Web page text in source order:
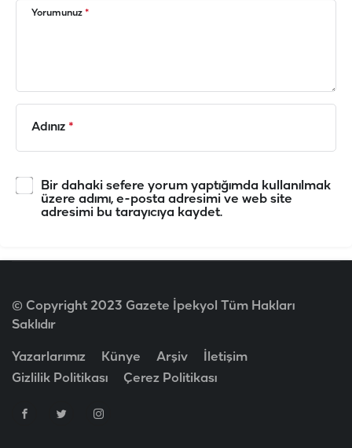
Yorumunuz *
Adınız *
Bir dahaki sefere yorum yaptığımda kullanılmak
üzere adımı, e-posta adresimi ve web site
adresimi bu tarayıcıya kaydet.
© Copyright 2023 Gazete İpekyol Tüm Hakları
Saklıdır
Yazarlarımız Künye Arşiv
İletişim
Gizlilik Politikası
Çerez Politikası